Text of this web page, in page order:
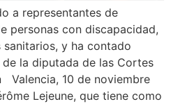
a representantes de
personas con discapacidad,
y ha contado
la diputada de las Cortes
Valencia, 10 de noviembre
Lejeune, que tiene como